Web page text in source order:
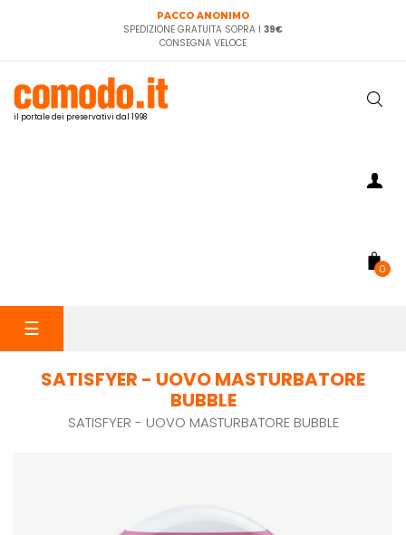
PACCO ANONIMO
SPEDIZIONE GRATUITA SOPRA I 39€
CONSEGNA VELOCE
il portale dei preservativi dal 1998
0
navigazione
☰
SATISFYER - UOVO MASTURBATORE
BUBBLE
SATISFYER - UOVO MASTURBATORE BUBBLE